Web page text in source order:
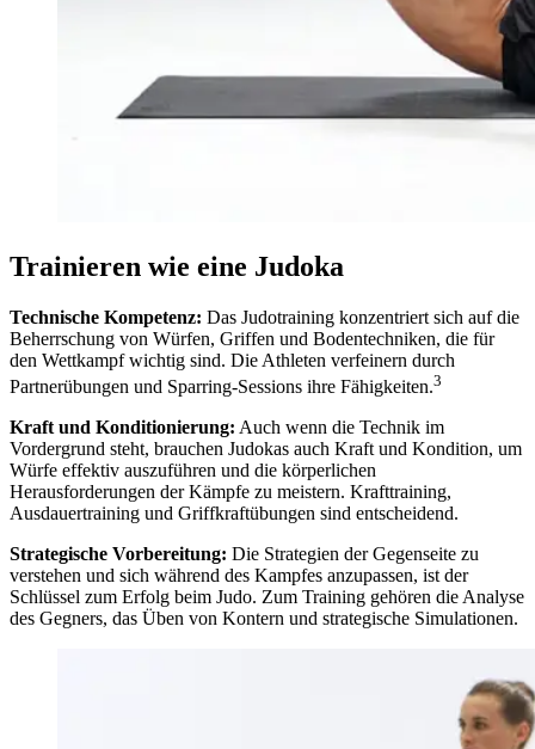
Trainieren wie eine Judoka
Technische Kompetenz: Das Judotraining konzentriert sich auf die
Beherrschung von Würfen, Griffen und Bodentechniken, die für
den Wettkampf wichtig sind. Die Athleten verfeinern durch
Partnerübungen und Sparring-Sessions ihre Fähigkeiten.3
Kraft und Konditionierung: Auch wenn die Technik im
Vordergrund steht, brauchen Judokas auch Kraft und Kondition, um
Würfe effektiv auszuführen und die körperlichen
Herausforderungen der Kämpfe zu meistern. Krafttraining,
Ausdauertraining und Griffkraftübungen sind entscheidend.
Strategische Vorbereitung: Die Strategien der Gegenseite zu
verstehen und sich während des Kampfes anzupassen, ist der
Schlüssel zum Erfolg beim Judo. Zum Training gehören die Analyse
des Gegners, das Üben von Kontern und strategische Simulationen.